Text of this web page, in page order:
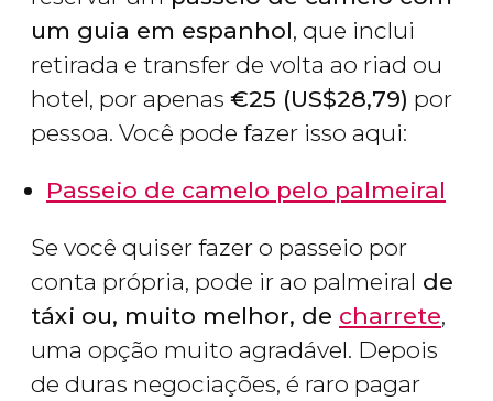
um guia em espanhol, que inclui
retirada e transfer de volta ao riad ou
hotel, por apenas €25 (US$28,79) por
pessoa. Você pode fazer isso aqui:
Passeio de camelo pelo palmeiral
Se você quiser fazer o passeio por
conta própria, pode ir ao palmeiral de
táxi ou, muito melhor, de charrete,
uma opção muito agradável. Depois
de duras negociações, é raro pagar